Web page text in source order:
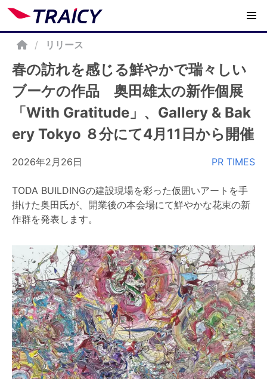
/ リリース
春の訪れを感じる鮮やかで瑞々しい
ブーケの作品 奥田雄太の新作個展
「With Gratitude」、Gallery & Bak
ery Tokyo ８分にて4月11日から開催
2026年2月26日 PR TIMES
TODA BUILDINGの建設現場を彩った仮囲いアートを手
掛けた奥田氏が、開業後の本会場にて鮮やかな花束の新
作群を発表します。